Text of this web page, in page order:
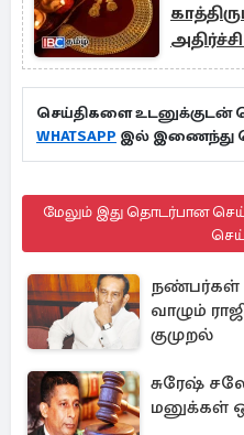
செய்திகளை உடனுக்குடன்
WHATSAPP இல் இணைந்து
மேலும் இது தொடர்பான
நண்பர்கள் -
வாழும்
குமுறல்
சுரேஷ்
மனுக்கள்